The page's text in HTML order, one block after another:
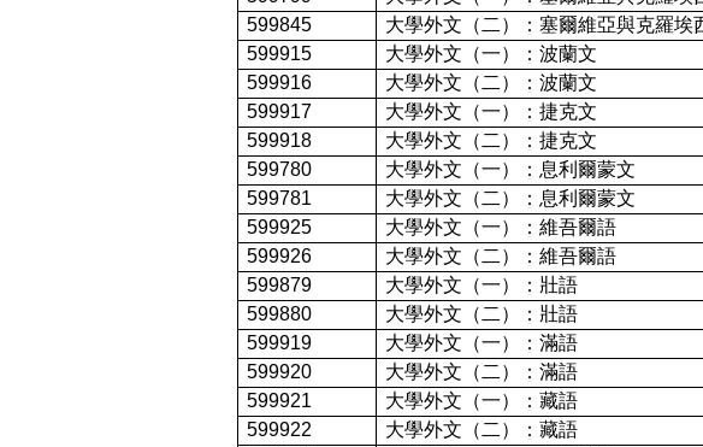
599845 大學外文（二）：塞爾維亞與克羅埃
599915
大學外文（一）：波蘭文
599916
大學外文（二）：波蘭文
599917
大學外文（一）：捷克文
599918
大學外文（二）：捷克文
599780
大學外文（一）：息利爾蒙文
599781 大學外文（二）：息利爾蒙文
599925
大學外文（一）：維吾爾語
599926
大學外文（二）：維吾爾語
599879
大學外文（一）：壯語
599880
大學外文（二）：壯語
599919
大學外文（一）：滿語
599920
大學外文（二）：滿語
599921
大學外文（一）：藏語
599922
大學外文（二）：藏語